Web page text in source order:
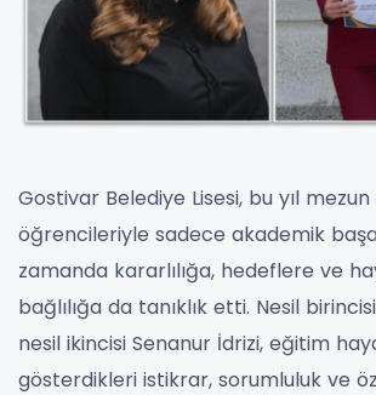
Gostivar Belediye Lisesi, bu yıl
öğrencileriyle sadece akademik
zamanda kararlılığa, hedeflere ve
bağlılığa da tanıklık etti. Nesil
nesil ikincisi Senanur İdrizi, eğitim
gösterdikleri istikrar, sorumluluk ve